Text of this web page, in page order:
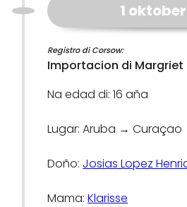
1
Registro di Corsow:
Importacion di Margriet
Na edad di: 16 aña
Lugar: Aruba → Curaçao
Doño: Josias Lopez
Mama:Klarisse